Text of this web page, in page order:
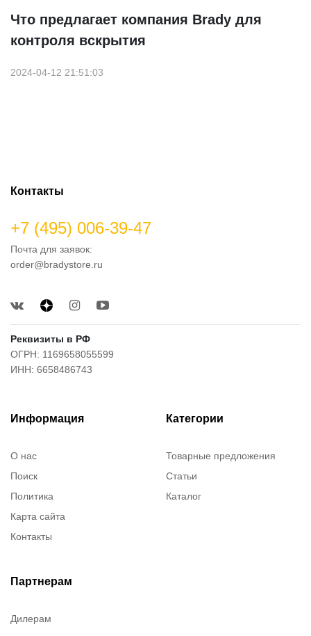
Что предлагает компания Brady для
контроля вскрытия
2024-04-12 21:51:03
Контакты
+7 (495) 006-39-47
Почта для заявок:
order@bradystore.ru
Реквизиты в РФ
ОГРН: 1169658055599
ИНН: 6658486743
Информация
О нас
Поиск
Политика
Карта сайта
Контакты
Категории
Товарные предложения
Статьи
Каталог
Партнерам
Дилерам